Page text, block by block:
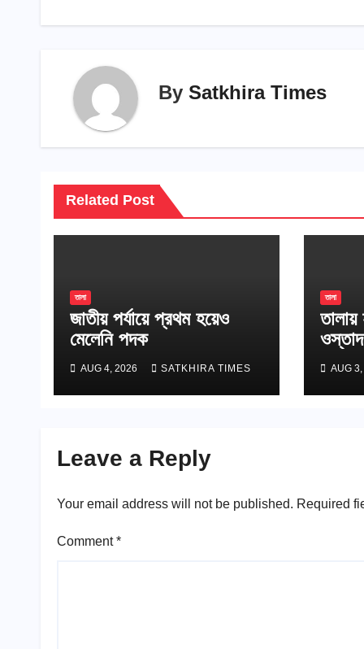
By Satkhira Times
Related Post
তালা
জাতীয় পর্যায়ে প্রথম হয়েও
মেলেনি পদক
AUG 4, 2026 SATKHIRA TIMES
তালা
AUG
Leave a Reply
Your email address will not be published. Required
Comment*